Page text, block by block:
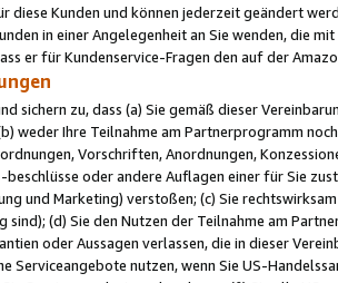
diese Kunden und können jederzeit geändert
in einer Angelegenheit an Sie wenden, die
er für Kundenservice-Fragen den auf der
sichern zu, dass (a) Sie gemäß dieser
weder Ihre Teilnahme am Partnerprogramm
Vorschriften, Anordnungen,
beschlüsse oder andere Auflagen einer für Sie
und Marketing) verstoßen; (c) Sie
sind); (d) Sie den Nutzen der Teilnahme am
oder Aussagen verlassen, die in dieser
Serviceangebote nutzen, wenn Sie US-